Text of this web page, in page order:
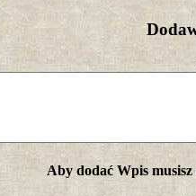
Aby dodać Wpis musisz